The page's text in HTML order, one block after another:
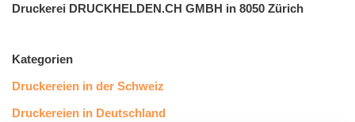
Druckerei DRUCKHELDEN.CH GMBH in 8050 Zürich
Kategorien
Druckereien in der Schweiz
Druckereien in Deutschland